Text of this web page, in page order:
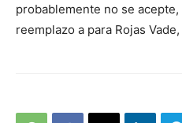
probablemente no se
reemplazo a para Rojas